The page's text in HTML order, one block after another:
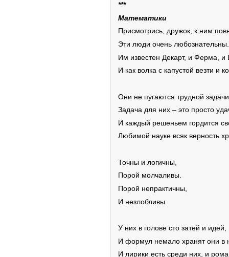
***
Математики
Присмотрись, дружок, к ним
Эти люди очень любознательны.
Им известен Декарт, и Ферма, и
И как волка с капустой везти и
Они не пугаются трудной
Задача для них – это просто
И каждый решеньем гордится
Любимой науке всяк верность
Точны и логичны,
Порой молчаливы.
Порой непрактичны,
И незлобливы.
У них в голове сто затей и идей,
И формул немало хранят они в
И лирики есть среди них, и